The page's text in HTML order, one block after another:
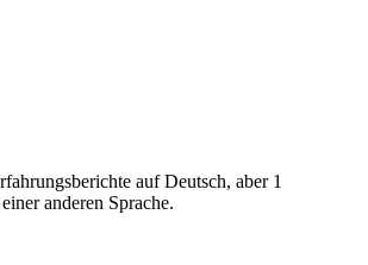
auf Deutsch, aber 1
anderen Sprache.